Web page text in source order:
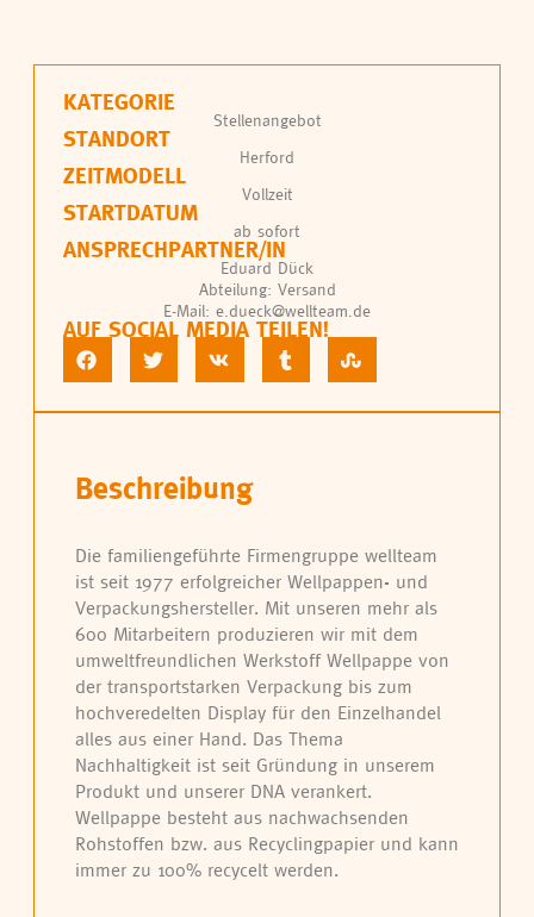
KATEGORIE
Stellenangebot
STANDORT
Herford
ZEITMODELL
Vollzeit
STARTDATUM
ab sofort
ANSPRECHPARTNER/IN
Eduard Dück
Abteilung: Versand
E-Mail: e.dueck@wellteam.de
AUF SOCIAL MEDIA TEILEN!
Beschreibung
Die familiengeführte Firmengruppe wellteam
ist seit 1977 erfolgreicher Wellpappen- und
Verpackungshersteller. Mit unseren mehr als
600 Mitarbeitern produzieren wir mit dem
umweltfreundlichen Werkstoff Wellpappe von
der transportstarken Verpackung bis zum
hochveredelten Display für den Einzelhandel
alles aus einer Hand. Das Thema
Nachhaltigkeit ist seit Gründung in unserem
Produkt und unserer DNA verankert.
Wellpappe besteht aus nachwachsenden
Rohstoffen bzw. aus Recyclingpapier und kann
immer zu 100% recycelt werden.